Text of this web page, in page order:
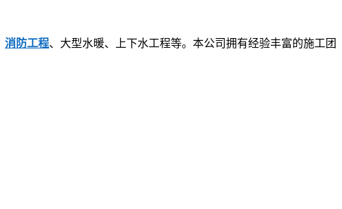
消防工程、大型水暖、上下水工程等。本公司拥有经验丰富的施工团